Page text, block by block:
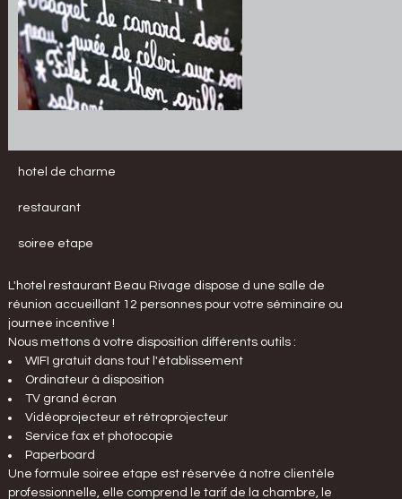
hotel de charme
restaurant
soiree etape
L'hotel restaurant Beau Rivage dispose d une salle de
réunion accueillant 12 personnes pour votre séminaire ou
journee incentive !
Nous mettons à votre disposition différents outils :
WIFI gratuit dans tout l'établissement
Ordinateur à disposition
TV grand écran
Vidéoprojecteur et rétroprojecteur
Service fax et photocopie
Paperboard
Une formule soiree etape est réservée à notre clientèle
professionnelle, elle comprend le tarif de la chambre, le